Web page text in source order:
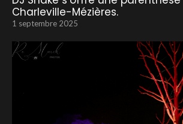
Charleville-Mézières.
1 septembre 2025